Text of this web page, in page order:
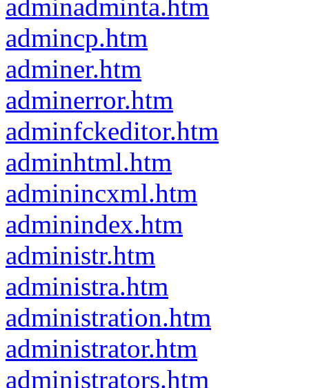
adminadminta.htm
admincp.htm
adminer.htm
adminerror.htm
adminfckeditor.htm
adminhtml.htm
adminincxml.htm
adminindex.htm
administr.htm
administra.htm
administration.htm
administrator.htm
administrators.htm